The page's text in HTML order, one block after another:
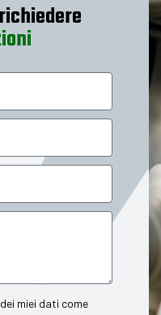
zion
miei dati come